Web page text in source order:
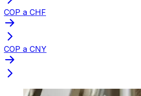
COP a CHF
COP a CNY